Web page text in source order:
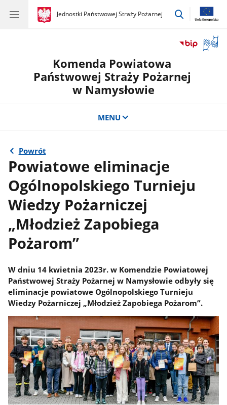
gov.pl
Jednostki Państwowej Straży Pożarnej
gov.pl
Jednostki
przejdź
okno
Komenda Powiatowa
Państwowej Straży Pożarnej
w Namysłowie
MENU
Powrót
Powiatowe eliminacje
Ogólnopolskiego Turnieju
Wiedzy Pożarniczej
„Młodzież Zapobiega
Pożarom”
W dniu 14 kwietnia 2023r. w Komendzie Powiatowej
Państwowej Straży Pożarnej w Namysłowie odbyły się
eliminacje powiatowe Ogólnopolskiego Turnieju
Wiedzy Pożarniczej „Młodzież Zapobiega Pożarom”.